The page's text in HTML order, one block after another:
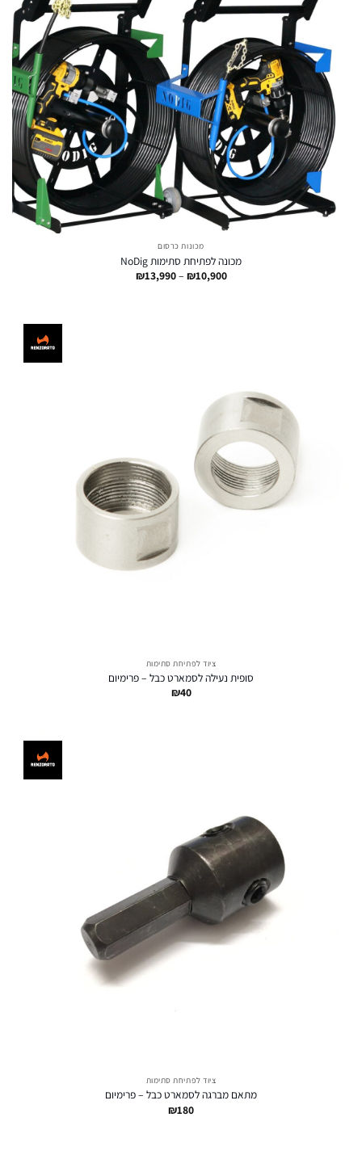
מכונות כרסום
מכונה לפתיחת סתימות NoDig
₪10,900
–
₪13,990 טווח
ציוד לפתיחת סתימות
סופית נעילה לסמארט כבל – פרימיום
₪40
ציוד לפתיחת סתימות
מתאם מברגה לסמארט כבל – פרימיום
₪180